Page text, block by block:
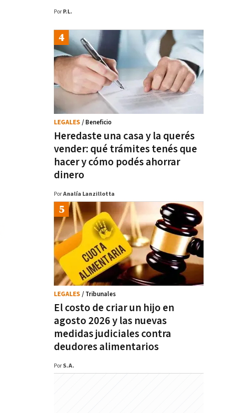
Por P.L.
Heredaste una casa y la querés
vender: qué trámites tenés que
hacer y cómo podés ahorrar
dinero
LEGALES / Beneficio
PorAnalía Lanzillotta
El costo de criar un hijo en
agosto 2026 y las nuevas
medidas judiciales contra
deudores alimentarios
LEGALES / Tribunales
Por S.A.